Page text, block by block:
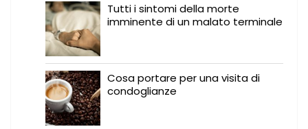
Tutti i sintomi della morte
imminente di un malato terminale
Cosa portare per una visita di
condoglianze